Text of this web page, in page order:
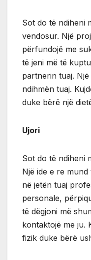
Sot do të ndiheni
vendosur. Një
përfundojë me
të jeni më të
partnerin tuaj.
ndihmën tuaj.
duke bërë një
Ujori
Sot do të ndiheni
Një ide e re
në jetën tuaj
personale,
të dëgjoni më
kontaktojë me ju.
fizik duke bërë